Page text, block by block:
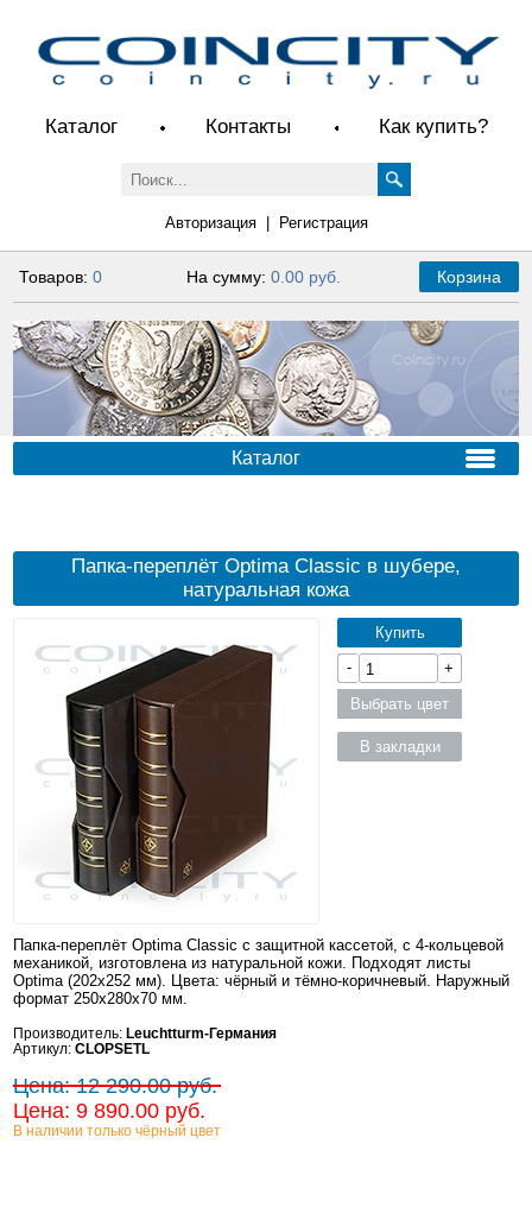
Каталог Контакты Как купить?
Авторизация| Регистрация
Товаров:0 На сумму: 0.00 руб. Корзина
Каталог
Папка-переплёт Optima Classic в шубере,
натуральная кожа
Папка-переплёт Optima Classic с защитной кассетой, с 4-кольцевой
механикой, изготовлена из натуральной кожи. Подходят листы
Optima (202x252 мм). Цвета: чёрный и тёмно-коричневый. Наружный
формат 250x280x70 мм.
Производитель: Leuchtturm-Германия
Артикул:CLOPSETL
Цена: 12 290.00 руб.
Цена: 9 890.00 руб.
В наличии только чёрный цвет
Купить
-
+
Выбрать цвет
В закладки